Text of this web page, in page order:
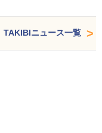
TAKIBIニュース一覧